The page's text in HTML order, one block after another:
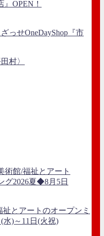
っせOneDayShop『市
とアートのオープンミ
)～11日(火祝)